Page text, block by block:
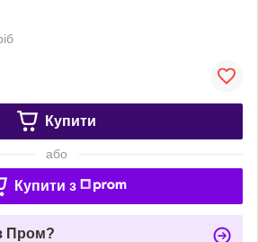
Купити
або
Купити з
Пром?